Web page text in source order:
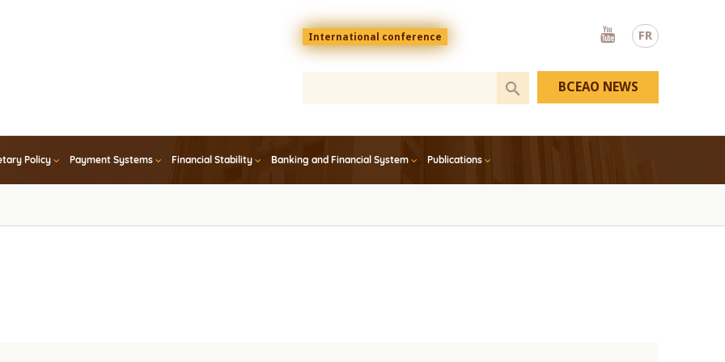
FR
Menu
top
En
International conference
Youtube
Policy Payment Systems Financial Stability Banking and Financial System Publications
BCEAO NEWS